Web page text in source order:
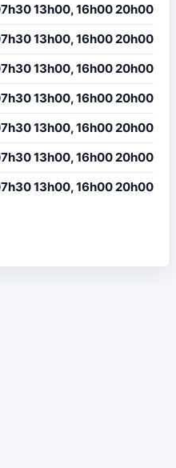
13h00, 16h00 20h00
13h00, 16h00 20h00
13h00, 16h00 20h00
13h00, 16h00 20h00
13h00, 16h00 20h00
13h00, 16h00 20h00
13h00, 16h00 20h00